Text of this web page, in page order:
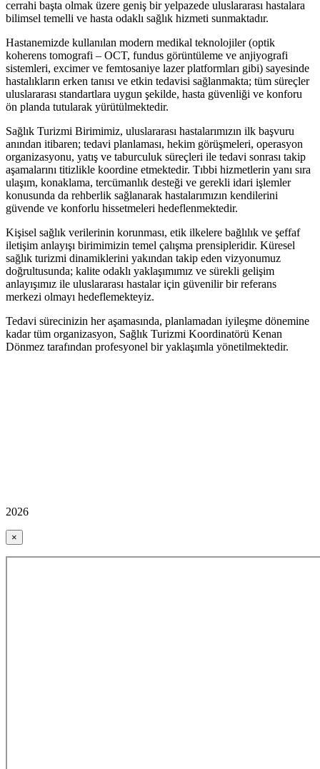
cerrahi başta olmak üzere geniş bir yelpazede uluslararası hastalara
bilimsel temelli ve hasta odaklı sağlık hizmeti sunmaktadır.
Hastanemizde kullanılan modern medikal teknolojiler (optik
koherens tomografi – OCT, fundus görüntüleme ve anjiyografi
sistemleri, excimer ve femtosaniye lazer platformları gibi) sayesinde
hastalıkların erken tanısı ve etkin tedavisi sağlanmakta; tüm süreçler
uluslararası standartlara uygun şekilde, hasta güvenliği ve konforu
ön planda tutularak yürütülmektedir.
Sağlık Turizmi Birimimiz, uluslararası hastalarımızın ilk başvuru
anından itibaren; tedavi planlaması, hekim görüşmeleri, operasyon
organizasyonu, yatış ve taburculuk süreçleri ile tedavi sonrası takip
aşamalarını titizlikle koordine etmektedir. Tıbbi hizmetlerin yanı sıra
ulaşım, konaklama, tercümanlık desteği ve gerekli idari işlemler
konusunda da rehberlik sağlanarak hastalarımızın kendilerini
güvende ve konforlu hissetmeleri hedeflenmektedir.
Kişisel sağlık verilerinin korunması, etik ilkelere bağlılık ve şeffaf
iletişim anlayışı birimimizin temel çalışma prensipleridir. Küresel
sağlık turizmi dinamiklerini yakından takip eden vizyonumuz
doğrultusunda; kalite odaklı yaklaşımımız ve sürekli gelişim
anlayışımız ile uluslararası hastalar için güvenilir bir referans
merkezi olmayı hedeflemekteyiz.
Tedavi sürecinizin her aşamasında, planlamadan iyileşme dönemine
kadar tüm organizasyon, Sağlık Turizmi Koordinatörü Kenan
Dönmez tarafından profesyonel bir yaklaşımla yönetilmektedir.
2026
×